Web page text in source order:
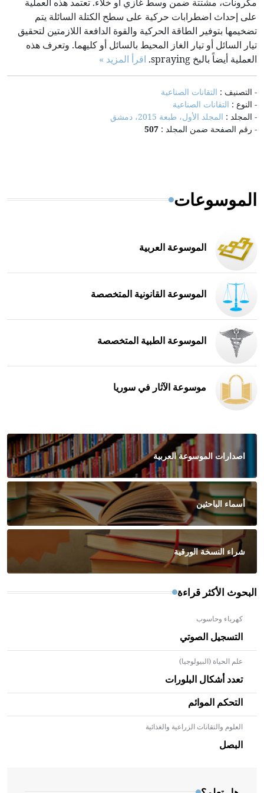
على إحداث اضطرابات حركية على سطح الكتلة السائلة يتم
تضخيمها بتوفير الطاقة الحركية والقوة الدافعة اللازمتين لتحقيق
تيار السائل أو تيار الغاز المحيط بالسائل أو كليهما. وتعرف هذه
العملية أيضاً بالبخ spraying.
اقرأ المزيد »
- التصنيف : التقانات الصناعية
- النوع : التقانات الصناعية
- المجلد : المجلد الأول، طبعة 2015، دمشق
- رقم الصفحة ضمن المجلد : 507
الموسوعات
الموسوعة العربية
الموسوعة القانونية المتخصصة
الموسوعة الطبية المتخصصة
موسوعة الآثار في سوريا
اصدارات الموسوعة العربية
أسماء الباحثين
شراء النسخة الورقية
البحوث الأكثر قراءة
كهرباء وحاسوب
التسجيل الصوتي
علم الحياة (البيولوجيا)
تعدد أشكال البلورات
التحكم الموائم
العلوم والتقانات الزراعية والغذائية
البصل
- هل تعلم أن الأبلق نوع من الفنون الهندسية التي ارتبطت
بالعمارة الإسلامية في بلاد الشام ومصر خاصة، حيث يحرص
المعمار على بناء مداميكه وخاصة في الواجهات